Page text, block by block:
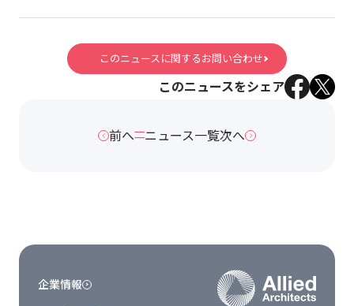
このニュースに関するお問い合わせ
このニュースをシェア
前へ ニュース一覧次へ
企業情報